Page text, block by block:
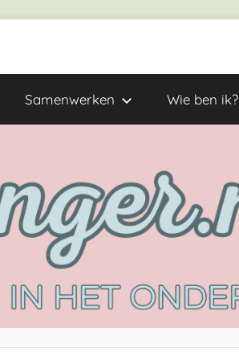
Samenwerken Wie ben ik?